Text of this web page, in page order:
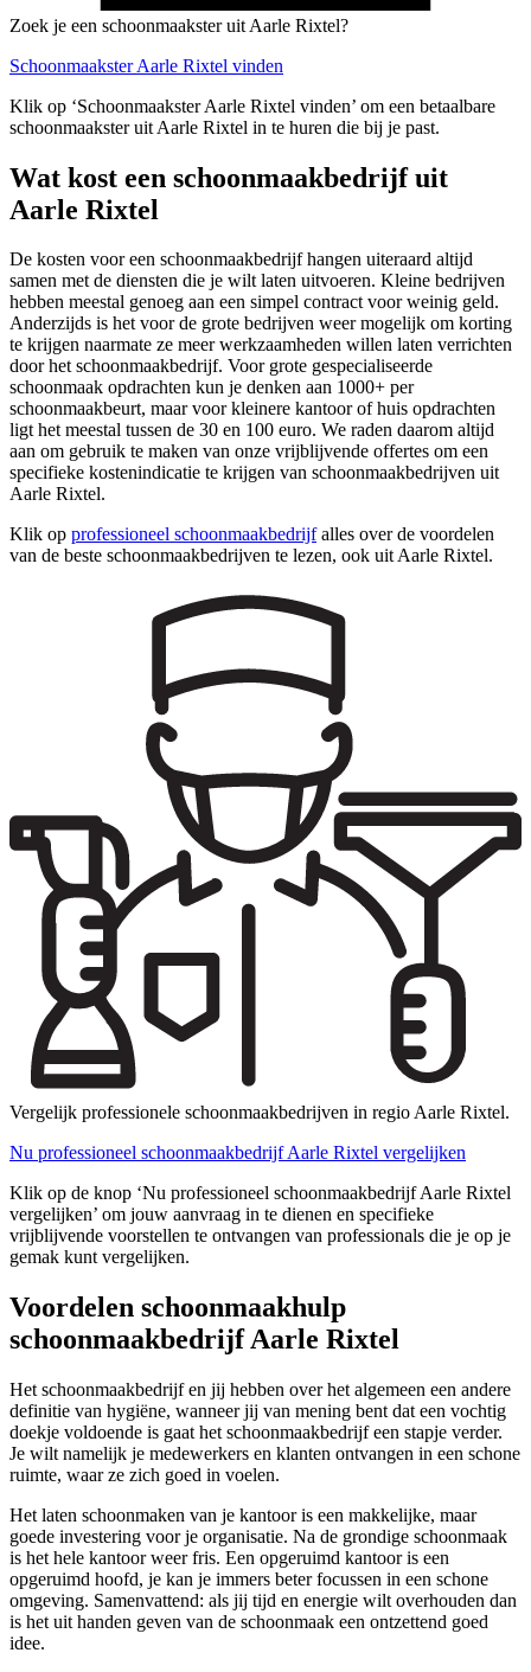
Zoek je een schoonmaakster uit Aarle Rixtel?
Schoonmaakster Aarle Rixtel vinden
Klik op ‘Schoonmaakster Aarle Rixtel vinden’ om een betaalbare
schoonmaakster uit Aarle Rixtel in te huren die bij je past.
Wat kost een schoonmaakbedrijf uit
Aarle Rixtel
De kosten voor een schoonmaakbedrijf hangen uiteraard altijd
samen met de diensten die je wilt laten uitvoeren. Kleine bedrijven
hebben meestal genoeg aan een simpel contract voor weinig geld.
Anderzijds is het voor de grote bedrijven weer mogelijk om korting
te krijgen naarmate ze meer werkzaamheden willen laten verrichten
door het schoonmaakbedrijf. Voor grote gespecialiseerde
schoonmaak opdrachten kun je denken aan 1000+ per
schoonmaakbeurt, maar voor kleinere kantoor of huis opdrachten
ligt het meestal tussen de 30 en 100 euro. We raden daarom altijd
aan om gebruik te maken van onze vrijblijvende offertes om een
specifieke kostenindicatie te krijgen van schoonmaakbedrijven uit
Aarle Rixtel.
Klik op professioneel schoonmaakbedrijfalles over de voordelen
van de beste schoonmaakbedrijven te lezen, ook uit Aarle Rixtel.
Vergelijk professionele schoonmaakbedrijven in regio Aarle Rixtel.
Nu professioneel schoonmaakbedrijf Aarle Rixtel vergelijken
Klik op de knop ‘Nu professioneel schoonmaakbedrijf Aarle Rixtel
vergelijken’ om jouw aanvraag in te dienen en specifieke
vrijblijvende voorstellen te ontvangen van professionals die je op je
gemak kunt vergelijken.
Voordelen schoonmaakhulp
schoonmaakbedrijf Aarle Rixtel
Het schoonmaakbedrijf en jij hebben over het algemeen een andere
definitie van hygiëne, wanneer jij van mening bent dat een vochtig
doekje voldoende is gaat het schoonmaakbedrijf een stapje verder.
Je wilt namelijk je medewerkers en klanten ontvangen in een schone
ruimte, waar ze zich goed in voelen.
Het laten schoonmaken van je kantoor is een makkelijke, maar
goede investering voor je organisatie. Na de grondige schoonmaak
is het hele kantoor weer fris. Een opgeruimd kantoor is een
opgeruimd hoofd, je kan je immers beter focussen in een schone
omgeving. Samenvattend: als jij tijd en energie wilt overhouden dan
is het uit handen geven van de schoonmaak een ontzettend goed
idee.